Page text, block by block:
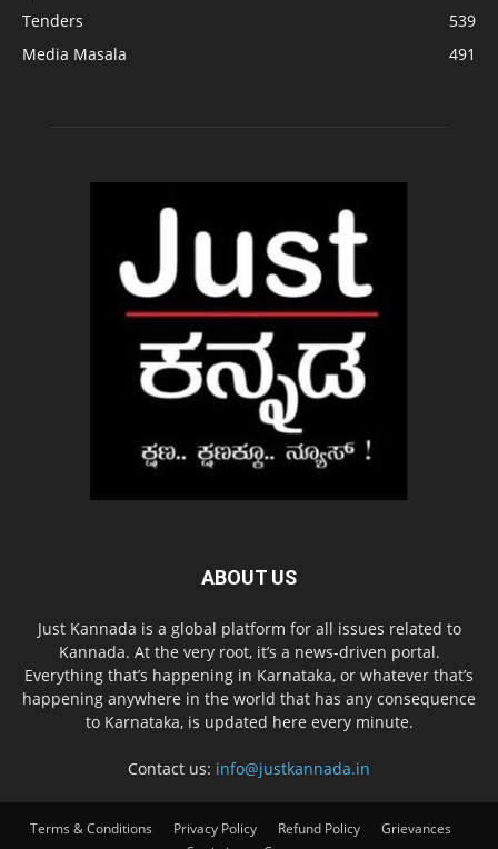
Tenders
539
Media Masala
491
ABOUT US
Just Kannada is a global platform for all issues related to
Kannada. At the very root, it’s a news-driven portal.
Everything that’s happening in Karnataka, or whatever that’s
happening anywhere in the world that has any consequence
to Karnataka, is updated here every minute.
Contact us: info@justkannada.in
Terms & Conditions Privacy Policy Refund Policy
Grievances